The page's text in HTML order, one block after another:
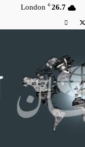
26.7
C
London